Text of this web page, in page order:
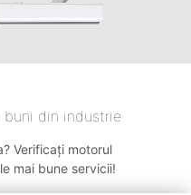
buni din industrie
Verificați motorul
mai bune servicii!